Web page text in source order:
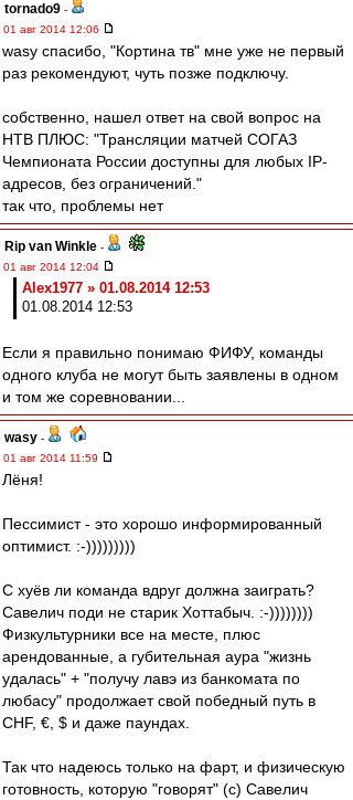
tornado9 -
01 авг 2014 12:06
wasy спасибо, "Кортина тв" мне уже не первый
раз рекомендуют, чуть позже подключу.
собственно, нашел ответ на свой вопрос на
НТВ ПЛЮС: "Трансляции матчей СОГАЗ
Чемпионата России доступны для любых IP-
адресов, без ограничений."
так что, проблемы нет
Rip van Winkle -
01 авг 2014 12:04
Alex1977 » 01.08.2014 12:53
01.08.2014 12:53
Если я правильно понимаю ФИФУ, команды
одного клуба не могут быть заявлены в одном
и том же соревновании...
wasy -
01 авг 2014 11:59
Лёня!
Пессимист - это хорошо информированный
оптимист. :-)))))))))
С хуёв ли команда вдруг должна заиграть?
Савелич поди не старик Хоттабыч. :-))))))))
Физкультурники все на месте, плюс
арендованные, а губительная аура "жизнь
удалась" + "получу лавэ из банкомата по
любасу" продолжает свой победный путь в
CHF, €, $ и даже паундах.
Так что надеюсь только на фарт, и физическую
готовность, которую "говорят" (с) Савелич